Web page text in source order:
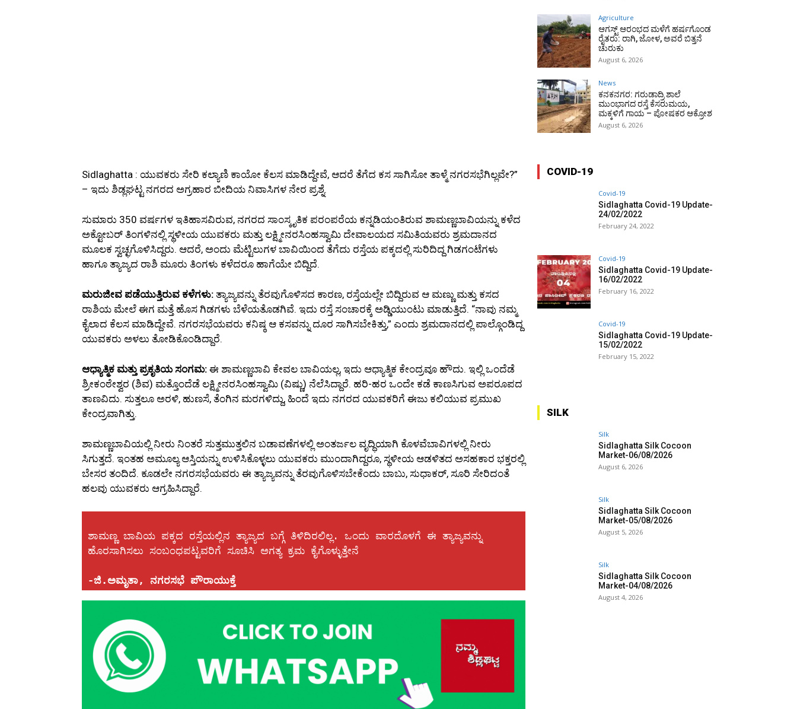
Sidlaghatta : ಯುವಕರು ಸೇರಿ ಕಲ್ಯಾಣಿ ಕಾಯೋ ಕೆಲಸ ಮಾಡಿದ್ದೇವೆ, ಆದರೆ ತೆಗೆದ ಕಸ ಸಾಗಿಸೋ ತಾಳ್ಮೆ ನಗರಸಭೆಗಿಲ್ಲವೇ?”
– ಇದು ಶಿಡ್ಲಘಟ್ಟ ನಗರದ ಅಗ್ರಹಾರ ಬೀದಿಯ ನಿವಾಸಿಗಳ ನೇರ ಪ್ರಶ್ನೆ.
ಸುಮಾರು 350 ವರ್ಷಗಳ ಇತಿಹಾಸವಿರುವ, ನಗರದ ಸಾಂಸ್ಕೃತಿಕ ಪರಂಪರೆಯ ಕನ್ನಡಿಯಂತಿರುವ ಶಾಮಣ್ಣಬಾವಿಯನ್ನು ಕಳೆದ
ಅಕ್ಟೋಬರ್ ತಿಂಗಳಿನಲ್ಲಿ ಸ್ಥಳೀಯ ಯುವಕರು ಮತ್ತು ಲಕ್ಷ್ಮೀನರಸಿಂಹಸ್ವಾಮಿ ದೇವಾಲಯದ ಸಮಿತಿಯವರು ಶ್ರಮದಾನದ
ಮೂಲಕ ಸ್ವಚ್ಛಗೊಳಿಸಿದ್ದರು. ಆದರೆ, ಅಂದು ಮೆಟ್ಟಿಲುಗಳ ಬಾವಿಯಿಂದ ತೆಗೆದು ರಸ್ತೆಯ ಪಕ್ಕದಲ್ಲಿ ಸುರಿದಿದ್ದ ಗಿಡಗಂಟೆಗಳು
ಹಾಗೂ ತ್ಯಾಜ್ಯದ ರಾಶಿ ಮೂರು ತಿಂಗಳು ಕಳೆದರೂ ಹಾಗೆಯೇ ಬಿದ್ದಿದೆ.
ಮರುಜೀವ ಪಡೆಯುತ್ತಿರುವ ಕಳೆಗಳು: ತ್ಯಾಜ್ಯವನ್ನು ತೆರವುಗೊಳಿಸದ ಕಾರಣ, ರಸ್ತೆಯಲ್ಲೇ ಬಿದ್ದಿರುವ ಆ ಮಣ್ಣು ಮತ್ತು ಕಸದ
ರಾಶಿಯ ಮೇಲೆ ಈಗ ಮತ್ತೆ ಹೊಸ ಗಿಡಗಳು ಬೆಳೆಯತೊಡಗಿವೆ. ಇದು ರಸ್ತೆ ಸಂಚಾರಕ್ಕೆ ಅಡ್ಡಿಯುಂಟು ಮಾಡುತ್ತಿದೆ. “ನಾವು ನಮ್ಮ
ಕೈಲಾದ ಕೆಲಸ ಮಾಡಿದ್ದೇವೆ. ನಗರಸಭೆಯವರು ಕನಿಷ್ಠ ಆ ಕಸವನ್ನು ದೂರ ಸಾಗಿಸಬೇಕಿತ್ತು,” ಎಂದು ಶ್ರಮದಾನದಲ್ಲಿ ಪಾಲ್ಗೊಂಡಿದ್ದ
ಯುವಕರು ಅಳಲು ತೋಡಿಕೊಂಡಿದ್ದಾರೆ.
ಆಧ್ಯಾತ್ಮಿಕ ಮತ್ತು ಪ್ರಕೃತಿಯ ಸಂಗಮ: ಈ ಶಾಮಣ್ಣಬಾವಿ ಕೇವಲ ಬಾವಿಯಲ್ಲ, ಇದು ಆಧ್ಯಾತ್ಮಿಕ ಕೇಂದ್ರವೂ ಹೌದು. ಇಲ್ಲಿ ಒಂದೆಡೆ
ಶ್ರೀಕಂಠೇಶ್ವರ (ಶಿವ) ಮತ್ತೊಂದೆಡೆ ಲಕ್ಷ್ಮೀನರಸಿಂಹಸ್ವಾಮಿ (ವಿಷ್ಣು) ನೆಲೆಸಿದ್ದಾರೆ. ಹರಿ-ಹರ ಒಂದೇ ಕಡೆ ಕಾಣಸಿಗುವ ಅಪರೂಪದ
ತಾಣವಿದು. ಸುತ್ತಲೂ ಅರಳಿ, ಹುಣಸೆ, ತೆಂಗಿನ ಮರಗಳಿದ್ದು, ಹಿಂದೆ ಇದು ನಗರದ ಯುವಕರಿಗೆ ಈಜು ಕಲಿಯುವ ಪ್ರಮುಖ
ಕೇಂದ್ರವಾಗಿತ್ತು.
ಶಾಮಣ್ಣಬಾವಿಯಲ್ಲಿ ನೀರು ನಿಂತರೆ ಸುತ್ತಮುತ್ತಲಿನ ಬಡಾವಣೆಗಳಲ್ಲಿ ಅಂತರ್ಜಲ ವೃದ್ಧಿಯಾಗಿ ಕೊಳವೆಬಾವಿಗಳಲ್ಲಿ ನೀರು
ಸಿಗುತ್ತದೆ. ಇಂತಹ ಅಮೂಲ್ಯ ಆಸ್ತಿಯನ್ನು ಉಳಿಸಿಕೊಳ್ಳಲು ಯುವಕರು ಮುಂದಾಗಿದ್ದರೂ, ಸ್ಥಳೀಯ ಆಡಳಿತದ ಅಸಹಕಾರ ಭಕ್ತರಲ್ಲಿ
ಬೇಸರ ತಂದಿದೆ. ಕೂಡಲೇ ನಗರಸಭೆಯವರು ಈ ತ್ಯಾಜ್ಯವನ್ನು ತೆರವುಗೊಳಿಸಬೇಕೆಂದು ಬಾಬು, ಸುಧಾಕರ್, ಸೂರಿ ಸೇರಿದಂತೆ
ಹಲವು ಯುವಕರು ಆಗ್ರಹಿಸಿದ್ದಾರೆ.
ಶಾಮಣ್ಣ ಬಾವಿಯ ಪಕ್ಕದ ರಸ್ತೆಯಲ್ಲಿನ ತ್ಯಾಜ್ಯದ ಬಗ್ಗೆ ತಿಳಿದಿರಲಿಲ್ಲ. ಒಂದು ವಾರದೊಳಗೆ ಈ ತ್ಯಾಜ್ಯವನ್ನು
ಹೊರಸಾಗಿಸಲು ಸಂಬಂಧಪಟ್ಟವರಿಗೆ ಸೂಚಿಸಿ ಅಗತ್ಯ ಕ್ರಮ ಕೈಗೊಳ್ಳುತ್ತೇನೆ
-ಜಿ.ಅಮೃತಾ, ನಗರಸಭೆ ಪೌರಾಯುಕ್ತೆ
Agriculture
ಆಗಸ್ಟ್ ಆರಂಭದ ಮಳೆಗೆ ಹರ್ಷಗೊಂಡ
ರೈತರು: ರಾಗಿ, ಜೋಳ, ಅವರೆ ಬಿತ್ತನೆ
ಚುರುಕು
August 6, 2026
News
ಕನಕನಗರ: ಗರುಡಾದ್ರಿ ಶಾಲೆ
ಮುಂಭಾಗದ ರಸ್ತೆ ಕೆಸರುಮಯ,
ಮಕ್ಕಳಿಗೆ ಗಾಯ – ಪೋಷಕರ ಆಕ್ರೋಶ
August 6, 2026
COVID-19
Covid-19
Sidlaghatta Covid-19 Update-
24/02/2022
February 24, 2022
Covid-19
Sidlaghatta Covid-19 Update-
16/02/2022
February 16, 2022
Covid-19
Sidlaghatta Covid-19 Update-
15/02/2022
February 15, 2022
SILK
Silk
Sidlaghatta Silk Cocoon
Market-06/08/2026
August 6, 2026
Silk
Sidlaghatta Silk Cocoon
Market-05/08/2026
August 5, 2026
Silk
Sidlaghatta Silk Cocoon
Market-04/08/2026
August 4, 2026